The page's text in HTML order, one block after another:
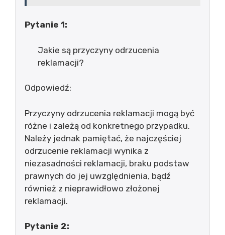
Pytanie 1:
Jakie są przyczyny odrzucenia
reklamacji?
Odpowiedź:
Przyczyny odrzucenia reklamacji mogą być
różne i zależą od konkretnego przypadku.
Należy jednak pamiętać, że najczęściej
odrzucenie reklamacji wynika z
niezasadności reklamacji, braku podstaw
prawnych do jej uwzględnienia, bądź
również z nieprawidłowo złożonej
reklamacji.
Pytanie 2: